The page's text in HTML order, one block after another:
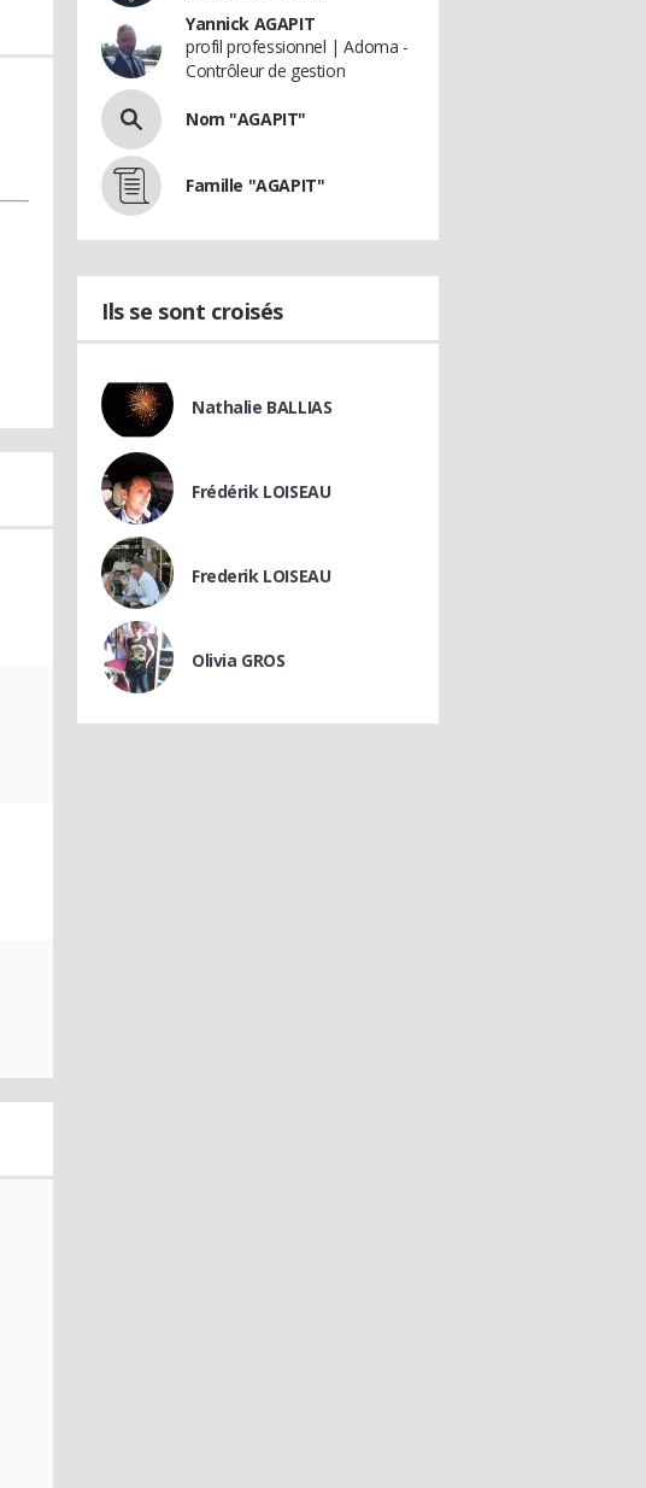
Yannick AGAPIT
profil professionnel | Adoma -
Contrôleur de gestion
Nom "AGAPIT"
Famille "AGAPIT"
Ils se sont croisés
Nathalie BALLIAS
Frédérik LOISEAU
Frederik LOISEAU
Olivia GROS